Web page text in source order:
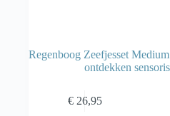
Regenboog Zeefjesset
ontdekken
€26,95